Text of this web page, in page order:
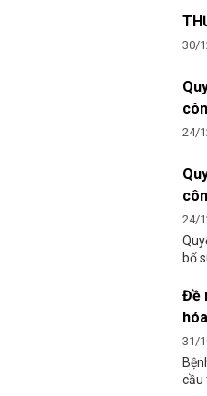
30/
24/
24/
bổ
Đề
31/
cầu